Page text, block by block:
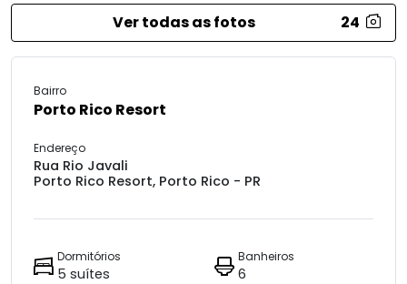
Ver todas as fotos 24
Bairro
Porto Rico Resort
Endereço
Rua Rio Javali
Porto Rico Resort, Porto Rico - PR
Dormitórios
5 suítes
Banheiros
6